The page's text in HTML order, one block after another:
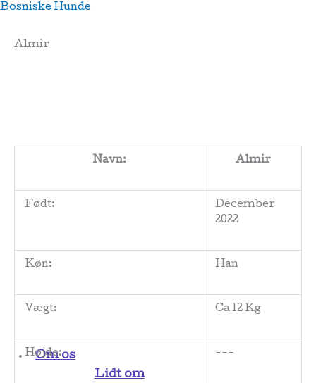
Skip
content
Bosniske Hunde
Menu
Om os
Lidt om
Almir
Navn: Almir
Født:
December
2022
Køn: Han
Vægt: Ca 12 Kg
Højde: ---